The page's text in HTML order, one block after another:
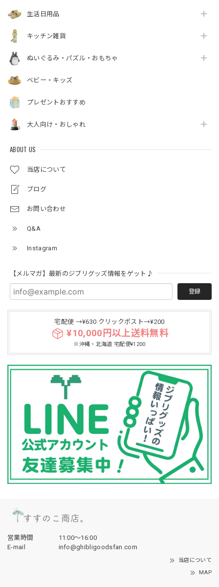
生活日用品
キッチン雑貨
ぬいぐるみ・パズル・おもちゃ
ベビー・キッズ
プレゼントおすすめ
大人向け・おしゃれ
ABOUT US
当店について
ブログ
お問い合わせ
Q&A
Instagram
【メルマガ】最新のジブリグッズ情報をゲット♪
登録
宅配便 →¥630 クリックポスト→¥200
¥10,000円以上送料無料
※沖縄・北海道 宅配便¥1200
営業時間
11:00〜16:00
E-mail
info@ghibligoodsfan.com
当店について
MAP